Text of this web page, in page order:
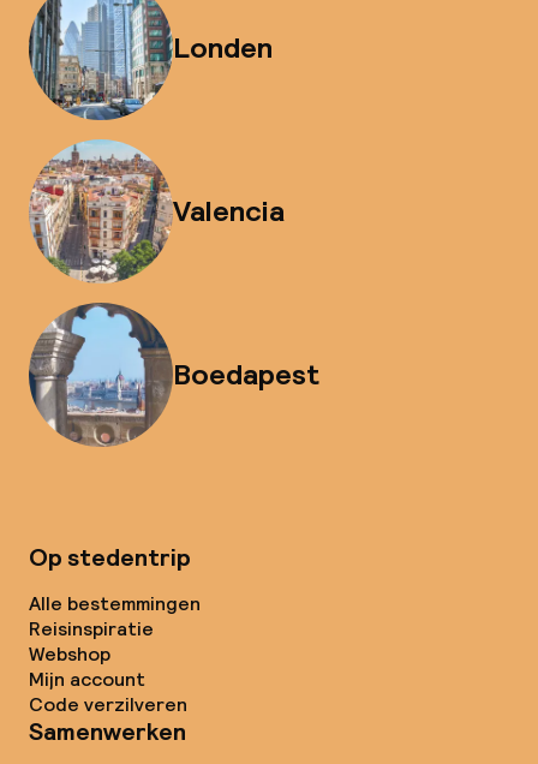
Londen
Valencia
Boedapest
Op stedentrip
Alle bestemmingen
Reisinspiratie
Webshop
Mijn account
Code verzilveren
Samenwerken